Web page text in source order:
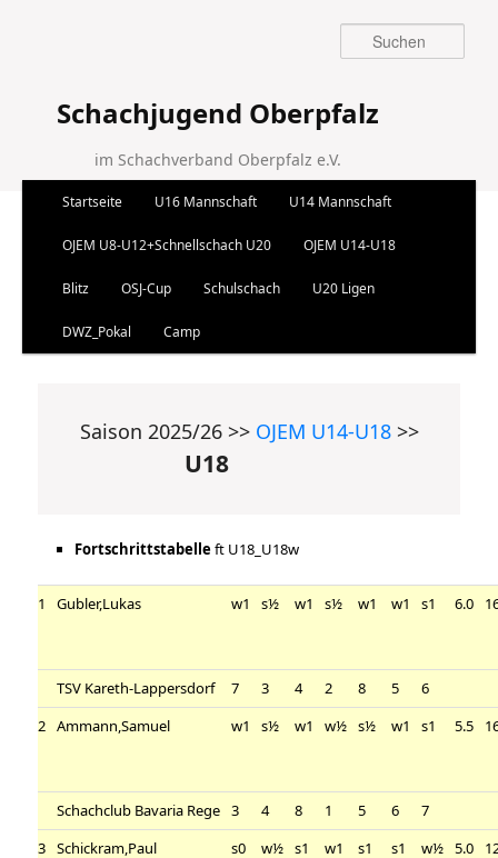
Schachjugend Oberpfalz
im Schachverband Oberpfalz e.V.
Suchen
Zum Inhalt wechseln
Zum sekundären Inhalt wechseln
Startseite U16 Mannschaft U14 Mannschaft
OJEM U8-U12+Schnellschach U20 OJEM U14-U18
Blitz OSJ-Cup Schulschach U20 Ligen
DWZ_Pokal Camp
Saison 2025/26 >> OJEM U14-U18>>
U18
Fortschrittstabelleft U18_U18w
1 Gubler,Lukas w1 s½ w1 s½ w1 w1 s1 6.0
TSV Kareth-Lappersdorf 7 3 4 2 8 5
6
2 Ammann,Samuel w1 s½ w1 w½ s½ w1 s1 5.5
Schachclub Bavaria Rege 3 4 8 1 5 6
7
3 Schickram,Paul s0 w½ s1 w1 s1 s1 w½ 5.0